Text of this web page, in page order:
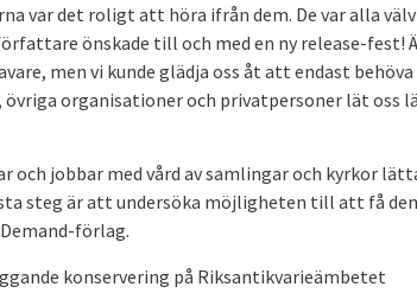
var det roligt att höra ifrån dem. De var alla
önskade till och med en ny release-fest!
men vi kunde glädja oss åt att endast
organisationer och privatpersoner lät oss
och jobbar med vård av samlingar och kyrkor
steg är att undersöka möjligheten till att få
förlag.
konservering på Riksantikvarieämbetet